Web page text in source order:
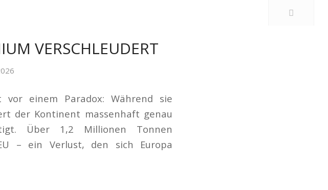
VERSCHLEUDERT
vor einem Paradox: Während sie
der Kontinent massenhaft genau
Über 1,2 Millionen Tonnen
– ein Verlust, den sich Europa